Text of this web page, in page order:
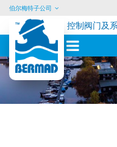
Skip
伯尔梅特子公司
控制阀门及